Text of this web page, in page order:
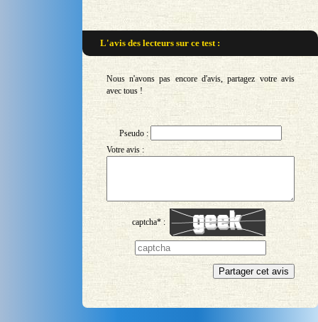
L'avis des lecteurs surce test :
Nous n'avons pas encore d'avis, partagez votre avis
avec tous !
Pseudo :
Votre avis :
captcha* :